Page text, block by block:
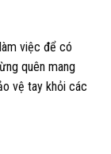
việc để có
quên mang
vệ tay khỏi các